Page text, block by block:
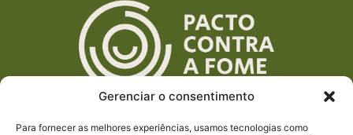
Gerenciar o consentimento
Para fornecer as melhores experiências, usamos tecnologias como